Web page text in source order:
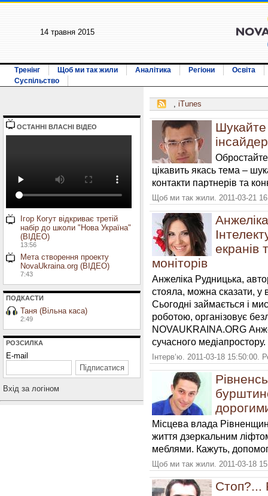
14 травня 2015
Тренінг Щоб ми так жили Аналітика Регіони
Освіта
Суспільство
ОСТАННI ВЛАСНI ВIДЕО
Ігор Когут відкриває третій
набір до школи "Нова Україна"
(ВІДЕО)
13:56
Мета створення проекту
NovaUkraina.org (ВІДЕО)
7:43
ПОДКАСТИ
Таня (Вільна каса)
2:49
РОЗСИЛКА
E-mail
Вхiд за логiном
, iTunes
Шукайте
цікавить якась тема –
контакти партнерів та
Щоб ми так жили. 2011-03-21
екранів
моніторів
Анжеліка Рудницька,
стояла, можна сказати, у
Сьогодні займається і
роботою, організовує
NOVAUKRAINA.ORG
сучасного медіапростору.
Інтерв‘ю. 2011-03-18 15:50:00.
Місцева влада
життя дзеркальним
меблями. Кажуть,
Щоб ми так жили. 2011-03-18
Стоп?...